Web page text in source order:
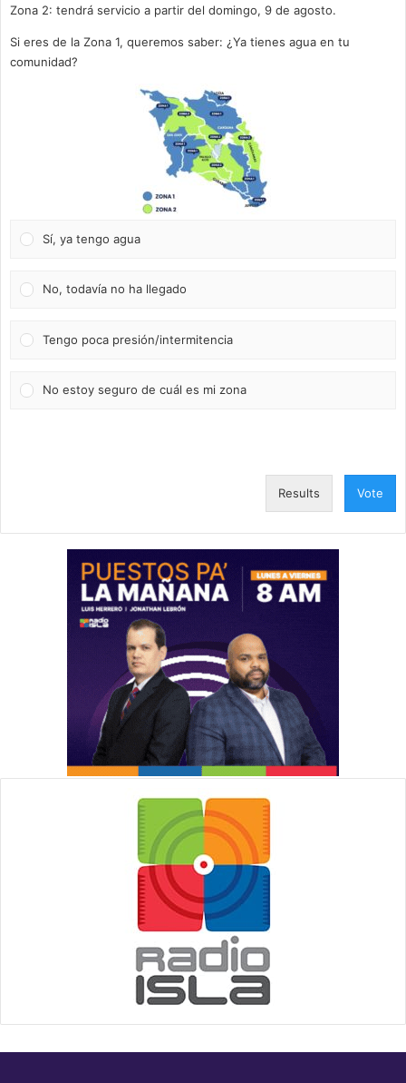
Zona 2: tendrá servicio a partir del domingo, 9 de agosto.
Si eres de la Zona 1, queremos saber: ¿Ya tienes agua en tu
comunidad?
Sí, ya tengo agua
No, todavía no ha llegado
Tengo poca presión/intermitencia
No estoy seguro de cuál es mi zona
Results Vote